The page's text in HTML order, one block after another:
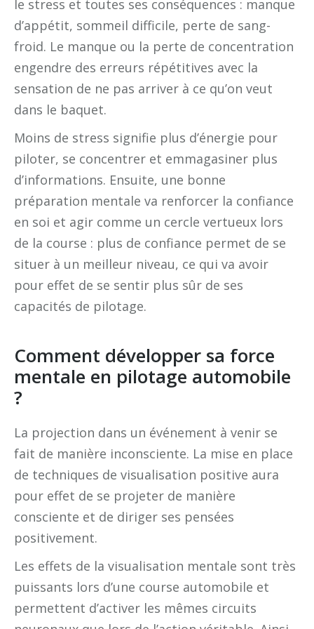
le stress et toutes ses conséquences : manque
d’appétit, sommeil difficile, perte de sang-
froid. Le manque ou la perte de concentration
engendre des erreurs répétitives avec la
sensation de ne pas arriver à ce qu’on veut
dans le baquet.
Moins de stress signifie plus d’énergie pour
piloter, se concentrer et emmagasiner plus
d’informations. Ensuite, une bonne
préparation mentale va renforcer la confiance
en soi et agir comme un cercle vertueux lors
de la course : plus de confiance permet de se
situer à un meilleur niveau, ce qui va avoir
pour effet de se sentir plus sûr de ses
capacités de pilotage.
Comment développer sa force
mentale en pilotage automobile
?
La projection dans un événement à venir se
fait de manière inconsciente. La mise en place
de techniques de visualisation positive aura
pour effet de se projeter de manière
consciente et de diriger ses pensées
positivement.
Les effets de la visualisation mentale sont très
puissants lors d’une course automobile et
permettent d’activer les mêmes circuits